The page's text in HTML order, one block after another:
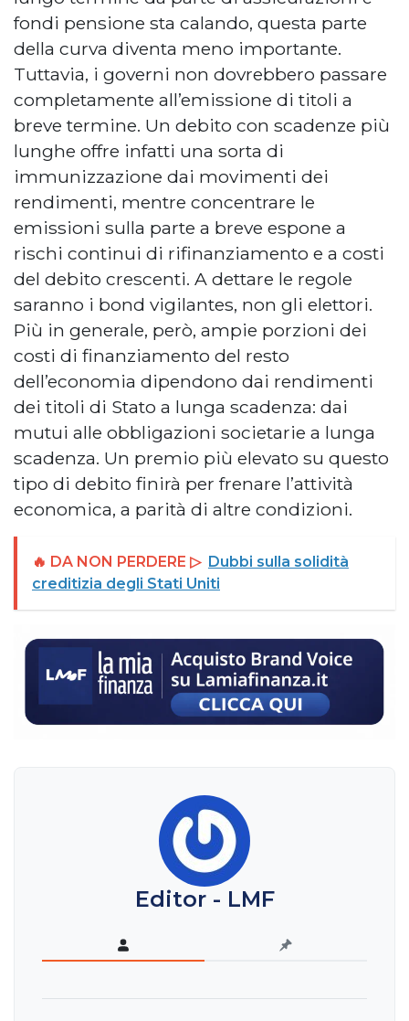
fondi pensione sta calando, questa parte
della curva diventa meno importante.
Tuttavia, i governi non dovrebbero passare
completamente all’emissione di titoli a
breve termine. Un debito con scadenze più
lunghe offre infatti una sorta di
immunizzazione dai movimenti dei
rendimenti, mentre concentrare le
emissioni sulla parte a breve espone a
rischi continui di rifinanziamento e a costi
del debito crescenti. A dettare le regole
saranno i bond vigilantes, non gli elettori.
Più in generale, però, ampie porzioni dei
costi di finanziamento del resto
dell’economia dipendono dai rendimenti
dei titoli di Stato a lunga scadenza: dai
mutui alle obbligazioni societarie a lunga
scadenza. Un premio più elevato su questo
tipo di debito finirà per frenare l’attività
economica, a parità di altre condizioni.
🔥 DA NON PERDERE ▷ Dubbi sulla solidità
creditizia degli Stati Uniti
Editor - LMF